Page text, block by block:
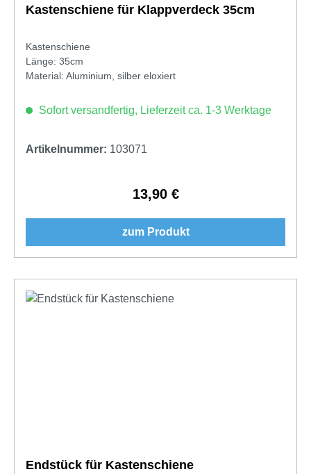
Kastenschiene für Klappverdeck 35cm
Kastenschiene
Länge: 35cm
Material: Aluminium, silber eloxiert
Sofort versandfertig, Lieferzeit ca. 1-3 Werktage
Artikelnummer: 103071
Regulärer Preis:
13,90 €
zum Produkt
Endstück für Kastenschiene